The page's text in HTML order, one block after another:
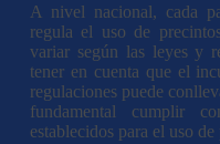
A nivel nacional, cada
regula el uso de
variar según las leyes y
tener en cuenta que el
regulaciones puede
fundamental cumplir
establecidos para el uso